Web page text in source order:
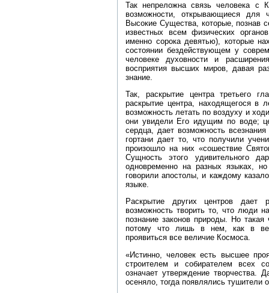
Так непреложна связь человека с
возможности, открывающиеся для
Высокие Существа, которые, познав
известных всем физических
именно сорока девятью), которые
состоянии бездействующем у
человеке духовности и
восприятия высших миров, давая
знание.
Так, раскрытие центра третьего
раскрытие центра, находящегося в
возможность летать по воздуху и
они увидели Его идущим по воде;
сердца, дает возможность
гортани дает то, что получили
произошло на них «сошествие
Сущность этого удивительного
одновременно на разных языках,
говорили апостолы, и каждому
языке.
Раскрытие других центров дает
возможность творить то, что люди
познание законов природы. Но
потому что лишь в нем, как в
проявиться все величие Космоса.
«Истинно, человек есть высшее
строителем и собирателем всех
означает утверждение творчества.
осеняло, тогда появлялись тушители